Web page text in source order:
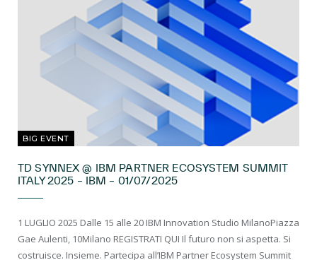
BIG EVENT
TD SYNNEX @ IBM PARTNER ECOSYSTEM SUMMIT
ITALY 2025 – IBM – 01/07/2025
1 LUGLIO 2025 Dalle 15 alle 20 IBM Innovation Studio MilanoPiazza
Gae Aulenti, 10Milano REGISTRATI QUI Il futuro non si aspetta. Si
costruisce. Insieme. Partecipa all’IBM Partner Ecosystem Summit